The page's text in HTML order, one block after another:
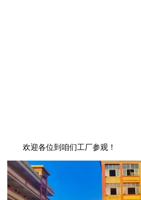
欢迎各位到咱们工厂参观！